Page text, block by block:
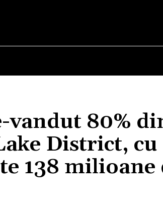
vandut 80%
District, cu
138 milioane